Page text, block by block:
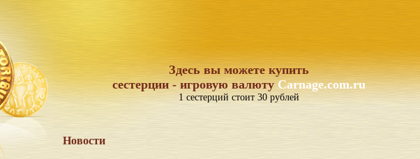
Здесь вы можете купить
сестерции - игровую валютуCarnage.com.ru
1 сестерций стоит 30 рублей
Новости